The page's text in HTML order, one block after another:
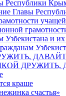
Главы
ДРУЖИТЬ,
краше